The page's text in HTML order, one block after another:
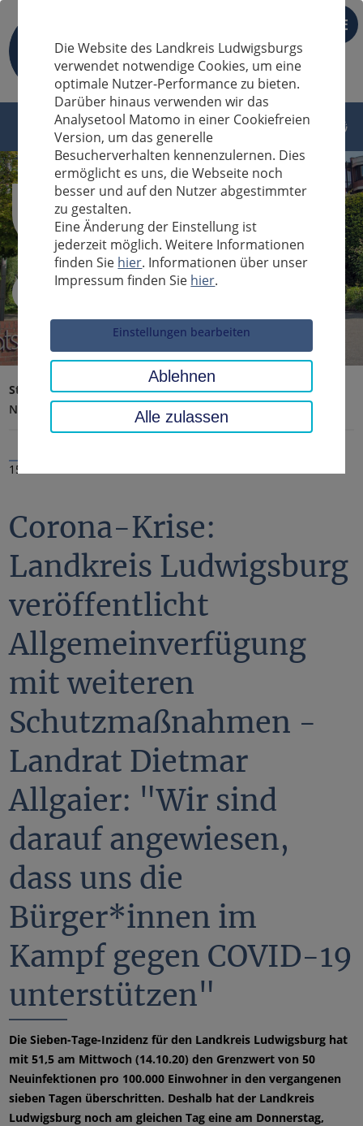
DE
Sucheingabe
Startseite Landratsamt, Landkreis
Aktuelles
Nachrichten
15.10.2020
Corona-Krise:
Landkreis Ludwigsburg
veröffentlicht
Allgemeinverfügung
mit weiteren
Schutzmaßnahmen -
Landrat Dietmar
Allgaier: "Wir sind
darauf angewiesen,
dass uns die
Bürger*innen im
Kampf gegen COVID-19
unterstützen"
Die Sieben-Tage-Inzidenz für den Landkreis Ludwigsburg hat
mit 51,5 am Mittwoch (14.10.20) den Grenzwert von 50
Neuinfektionen pro 100.000 Einwohner in den vergangenen
sieben Tagen überschritten. Deshalb hat der Landkreis
Ludwigsburg noch am gleichen Tag eine am Donnerstag,
Die Website des Landkreis Ludwigsburgs
verwendet notwendige Cookies, um eine
optimale Nutzer-Performance zu bieten.
Darüber hinaus verwenden wir das
Analysetool Matomo in einer Cookiefreien
Version, um das generelle
Besucherverhalten kennenzulernen. Dies
ermöglicht es uns, die Webseite noch
besser und auf den Nutzer abgestimmter
zu gestalten.
Eine Änderung der Einstellung ist
jederzeit möglich. Weitere Informationen
finden Sie hier. Informationen über unser
Impressum finden Sie hier.
Einstellungen bearbeiten
Ablehnen
Alle zulassen